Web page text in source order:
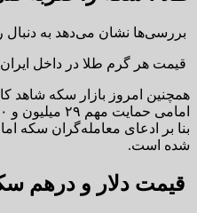
بررسی‌ها نشان می‌دهد به دنبال ریزش
قیمت هر گرم طلا در داخل ایران عصر امروز ۲ میلیون و ۴۴۱ هزار و ۲۰۰ تومان اعلام شد که در مقایسه با
شده است.
قیمت دلار و درهم